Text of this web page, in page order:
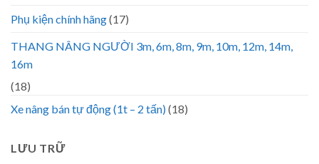
Phụ kiện chính hãng(17)
THANG NÂNG NGƯỜI 3m, 6m, 8m, 9m, 10m, 12m, 14m,
16m
(18)
Xe nâng bán tự động (1t – 2 tấn)(18)
LƯU TRỮ